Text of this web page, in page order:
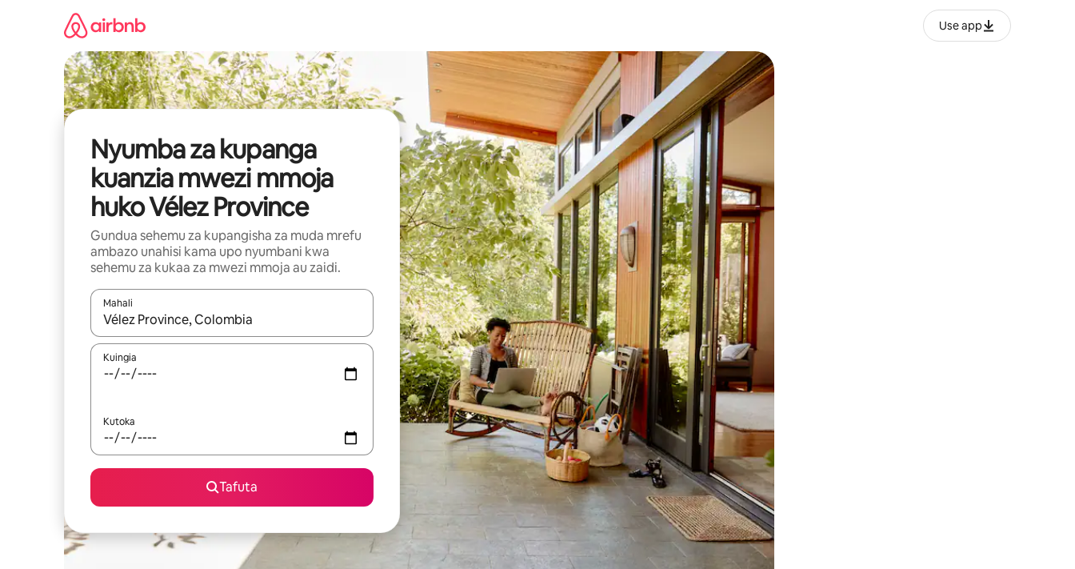
Use app
Nyumba za kupanga
kuanzia mwezi mmoja
huko Vélez Province
Gundua sehemu za kupangisha za muda mrefu
ambazo unahisi kama upo nyumbani kwa
sehemu za kukaa za mwezi mmoja au zaidi.
Mahali
Wakati matokeo yanapatikana, vinjari kwa kutumia vitufe vya vishale vya juu na chini au uchunguze kwa kugusa au kutelezesha kidole kwenye ishara.
Kuingia
Kutoka
Tafuta